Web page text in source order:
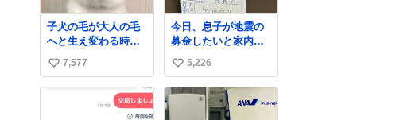
子犬の毛が大人の毛
へと生え変わる時期
だけ、着ぐるみを着
てるように見える良
さがあります
い
い
7,577
今日、息子が地震の
募金したいと家内と
郵便局に行ったみた
いです。おもちゃと
か買う選択肢もあっ
たと思うけど、自分
で貯めてた2万円を役
い
い
5,226